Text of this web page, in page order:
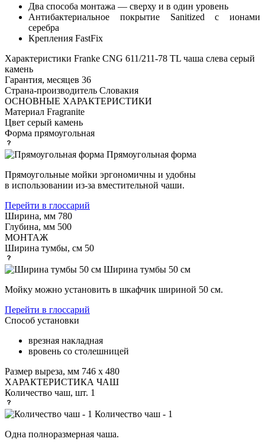
Два способа монтажа — сверху и в один уровень
Антибактериальное покрытие Sanitized с ионами
серебра
Крепления FastFix
Характеристики Franke CNG 611/211-78 TL чаша слева серый
камень
Гарантия, месяцев 36
Страна-производитель Словакия
ОСНОВНЫЕ ХАРАКТЕРИСТИКИ
Материал Fragranite
Цвет серый камень
Форма прямоугольная
Прямоугольная форма
Прямоугольные мойки эргономичны и удобны
в использовании из-за вместительной чаши.
Перейти в глоссарий
Ширина, мм 780
Глубина, мм 500
МОНТАЖ
Ширина тумбы, см 50
Ширина тумбы 50 см
Мойку можно установить в шкафчик шириной 50 см.
Перейти в глоссарий
Способ установки
врезная накладная
вровень со столешницей
Размер выреза, мм 746 х 480
ХАРАКТЕРИСТИКА ЧАШ
Количество чаш, шт. 1
Количество чаш - 1
Одна полноразмерная чаша.